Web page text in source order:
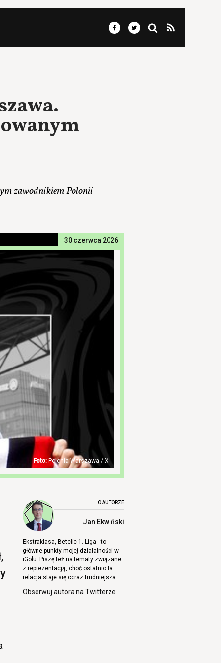
zawodnikiem Polonii
30 czerwca 2026
Polonia Warszawa / X
O AUTORZE
Jan Ekwiński
Ekstraklasa, Betclic 1. Liga - to
główne punkty mojej działalności w
iGolu. Piszę też na tematy związane
z reprezentacją, choć ostatnio ta
relacja staje się coraz trudniejsza.
Obserwuj autora na Twitterze